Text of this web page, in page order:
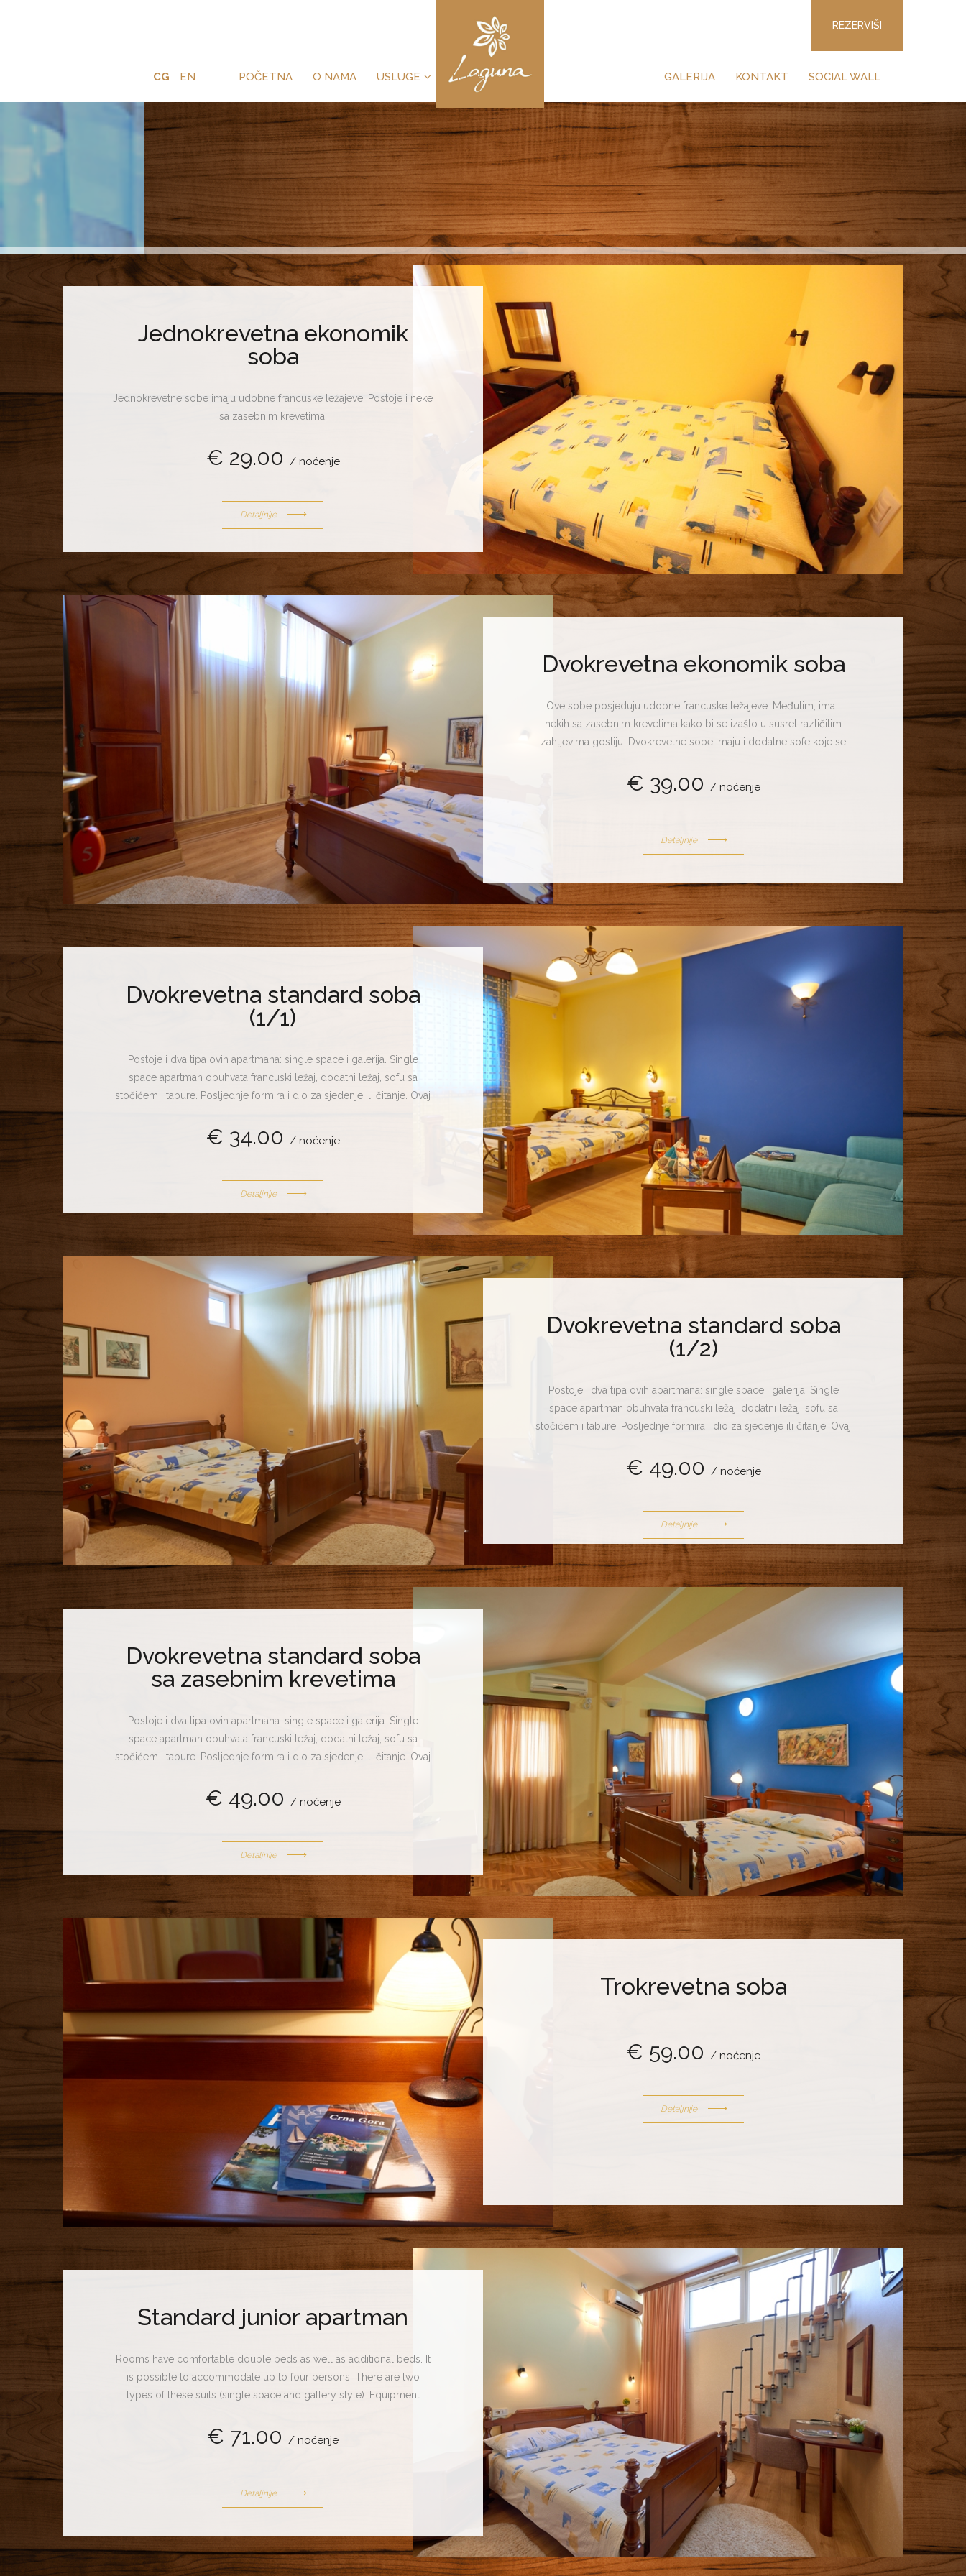
REZERVIŠI
CG EN POČETNA O NAMA USLUGE HOTEL GALERIJA KONTAKT SOCIAL WALL
Jednokrevetna ekonomik
soba
Jednokrevetne sobe imaju udobne francuske ležajeve. Postoje i neke
sa zasebnim krevetima.
€ 29.00 / noćenje
Detaljnije
Dvokrevetna ekonomik soba
Ove sobe posjeduju udobne francuske ležajeve. Međutim, ima i
nekih sa zasebnim krevetima kako bi se izašlo u susret različitim
zahtjevima gostiju. Dvokrevetne sobe imaju i dodatne sofe koje se
posljednjem slučaju, ove sobe mogu poslužiti za smještaj do tri
€ 39.00 / noćenje
Detaljnije
Dvokrevetna standard soba
(1/1)
Postoje i dva tipa ovih apartmana: single space i galerija. Single
space apartman obuhvata francuski ležaj, dodatni ležaj, sofu sa
stočićem i tabure. Posljednje formira i dio za sjedenje ili čitanje. Ovaj
francuski ležaj, dva zasebna kreveta, sofu i tabure. Posljednje kreira i
dio za sjedenje i čitanje. Ovaj apartmant može poslužiti za smještaj
€ 34.00 / noćenje
Detaljnije
Dvokrevetna standard soba
(1/2)
Postoje i dva tipa ovih apartmana: single space i galerija. Single
space apartman obuhvata francuski ležaj, dodatni ležaj, sofu sa
stočićem i tabure. Posljednje formira i dio za sjedenje ili čitanje. Ovaj
francuski ležaj, dva zasebna kreveta, sofu i tabure. Posljednje kreira i
dio za sjedenje i čitanje. Ovaj apartmant može poslužiti za smještaj
€ 49.00 / noćenje
Detaljnije
Dvokrevetna standard soba
sa zasebnim krevetima
Postoje i dva tipa ovih apartmana: single space i galerija. Single
space apartman obuhvata francuski ležaj, dodatni ležaj, sofu sa
stočićem i tabure. Posljednje formira i dio za sjedenje ili čitanje. Ovaj
francuski ležaj, dva zasebna kreveta, sofu i tabure. Posljednje kreira i
dio za sjedenje i čitanje. Ovaj apartmant može poslužiti za smještaj
€ 49.00 / noćenje
Detaljnije
Trokrevetna soba
€ 59.00 / noćenje
Detaljnije
Standard junior apartman
Rooms have comfortable double beds as well as additional beds. It
is possible to accommodate up to four persons. There are two
types of these suits (single space and gallery style). Equipment
system, LCD screens, cable television, spacious bathroom, hair
dryer, mini bar, working desk and free Wi-Fi.
€ 71.00 / noćenje
Detaljnije